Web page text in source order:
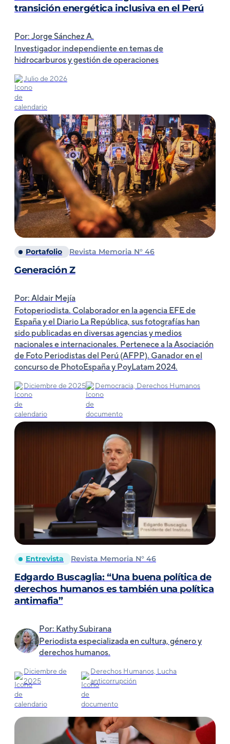
transición energética inclusiva en el Perú
Por: Jorge Sánchez A.
Investigador independiente en temas de
hidrocarburos y gestión de operaciones
Julio de 2026
Portafolio Revista Memoria N° 46
Generación Z
Por: Aldair Mejía
Fotoperiodista. Colaborador en la agencia EFE de
España y el Diario La República, sus fotografías han
sido publicadas en diversas agencias y medios
nacionales e internacionales. Pertenece a la Asociación
de Foto Periodistas del Perú (AFPP). Ganador en el
concurso de PhotoEspaña y PoyLatam 2024.
Diciembre de 2025 Democracia, Derechos Humanos
Entrevista Revista Memoria N° 46
Edgardo Buscaglia: “Una buena política de
derechos humanos es también una política
antimafia”
Por: Kathy Subirana
Periodista especializada en cultura, género y
derechos humanos.
Diciembre de
2025
Derechos Humanos, Lucha
anticorrupción